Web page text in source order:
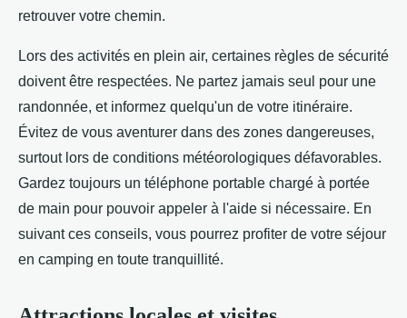
retrouver votre chemin.
Lors des activités en plein air, certaines règles de sécurité
doivent être respectées. Ne partez jamais seul pour une
randonnée, et informez quelqu'un de votre itinéraire.
Évitez de vous aventurer dans des zones dangereuses,
surtout lors de conditions météorologiques défavorables.
Gardez toujours un téléphone portable chargé à portée
de main pour pouvoir appeler à l'aide si nécessaire. En
suivant ces conseils, vous pourrez profiter de votre séjour
en camping en toute tranquillité.